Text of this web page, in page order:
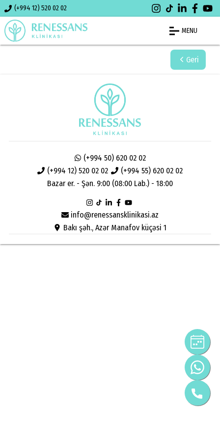
(+994 12) 520 02 02
MENU
Geri
info@renessansklinikasi.az
Bakı şəh., Azər Manafov küçəsi 1
(+994 12) 520 02 02 (+994 55) 620 02 02
(+994 50) 620 02 02
Bazar er. - Şən. 9:00 (08:00 Lab.) - 18:00